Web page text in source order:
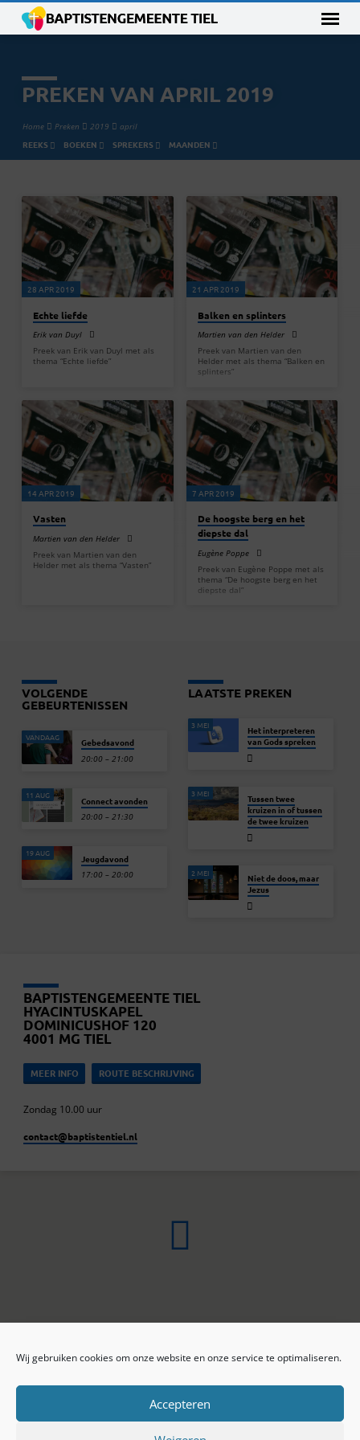
Wij gebruiken cookies om onze website en onze service te optimaliseren.
Accepteren
PREKEN VAN APRIL 2019
Home Preken 2019 april
REEKS BOEKEN SPREKERS MAANDEN
PREKEN
VAN
APRIL
2019
28 APR 2019
Echte liefde
Erik van Duyl
Preek van Erik van Duyl met als
thema “Echte liefde”
21 APR 2019
Balken en splinters
Martien van den Helder
Preek van Martien van den
Helder met als thema “Balken en
splinters”
14 APR 2019
Vasten
Martien van den Helder
Preek van Martien van den
Helder met als thema “Vasten”
7 APR 2019
De hoogste berg en het
diepste dal
Eugène Poppe
Preek van Eugène Poppe met als
thema “De hoogste berg en het
diepste dal”
VOLGENDE
GEBEURTENISSEN
VANDAAG Gebedsavond
20:00 – 21:00
11 AUG Connect avonden
20:00 – 21:30
19 AUG Jeugdavond
17:00 – 20:00
LAATSTE PREKEN
3 MEI
Het interpreteren
van Gods spreken
3 MEI
Tussen twee
kruizen in of tussen
de twee kruizen
2 MEI
Niet de doos, maar
Jezus
BAPTISTENGEMEENTE TIEL
HYACINTUSKAPEL
DOMINICUSHOF 120
4001 MG TIEL
MEER INFO ROUTE BESCHRIJVING
Zondag 10.00 uur
contact​@baptistentiel.nl
ONLINE ARCHIEF
Privacy beleid